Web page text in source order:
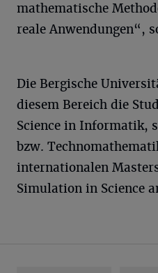
mathematische
reale Anwendungen“,
Die Bergische
diesem Bereich die
Science in Informatik,
bzw.
internationalen
Simulation in Science